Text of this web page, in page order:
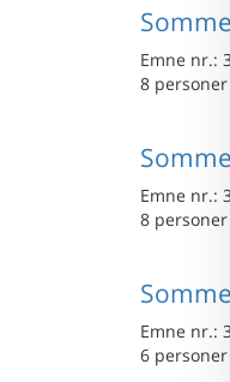
Emne nr.:
8 personer
Emne nr.:
8 personer
Emne nr.:
6 personer